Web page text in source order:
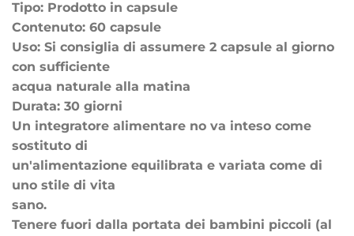
Tipo: Prodotto in capsule
Contenuto: 60 capsule
Uso: Si consiglia di assumere 2 capsule al giorno
con sufficiente
acqua naturale alla matina
Durata: 30 giorni
Un integratore alimentare no va inteso come
sostituto di
un'alimentazione equilibrata e variata come di
uno stile di vita
sano.
Tenere fuori dalla portata dei bambini piccoli (al